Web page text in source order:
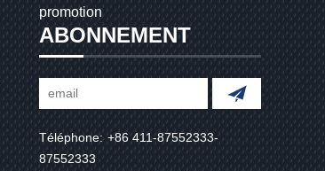
promotion
ABONNEMENT
Téléphone: +86 411-87552333-
87552333